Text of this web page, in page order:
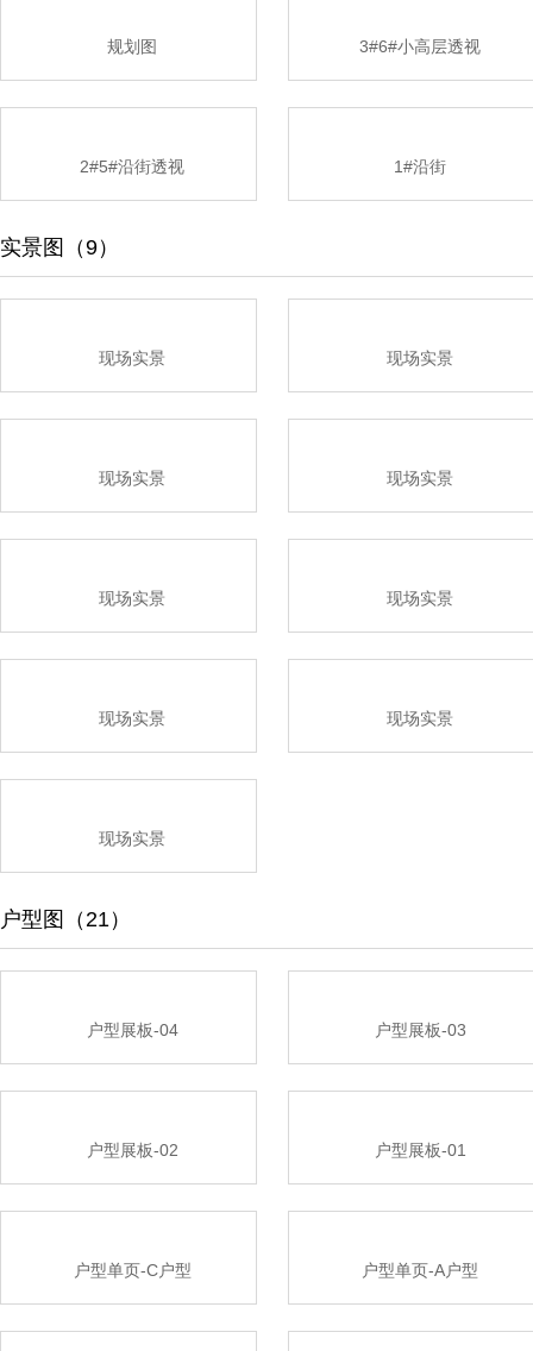
规划图 3#6#小高层透视
2#5#沿街透视 1#沿街
实景图（9）
现场实景 现场实景
现场实景 现场实景
现场实景 现场实景
现场实景 现场实景
现场实景
户型图（21）
户型展板-04 户型展板-03
户型展板-02 户型展板-01
户型单页-C户型 户型单页-A户型